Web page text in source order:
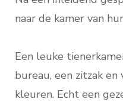
naar de kamer van
Een leuke
bureau, een zitzak
kleuren. Echt een